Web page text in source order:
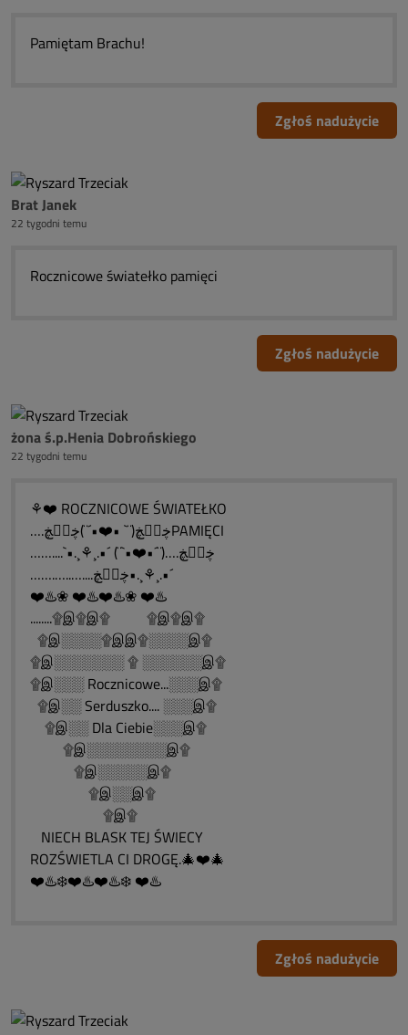
Pamiętam Brachu!
Zgłoś nadużycie
Brat Janek
22 tygodni temu
Rocznicowe światełko pamięci
Zgłoś nadużycie
żona ś.p.Henia Dobrońskiego
22 tygodni temu
⚘❤️ ROCZNICOWE ŚWIATEŁKO
….ڿڰۣڿ(¨` •❤️•´¨)ڿڰۣڿPAMIĘCI
……....`•.¸⚘¸.•´ (¨`•❤️•´¨)….ڿڰۣڿ
…….…..…....ڿڰۣڿ•.¸⚘¸.•´
❤️♨️❀ ❤️♨️❤️♨️❀ ❤️♨️
........۩இ۩இ۩ ۩இ۩இ۩
۩இ░░░░۩இஇ۩░░░░இ۩
۩இ░░░░░░░ ۩ ░░░░░░இ۩
۩இ░░░ Rocznicowe...░░░இ۩
۩இ░░ Serduszko.... ░░░இ۩
۩இ░░ Dla Ciebie░░░இ۩
۩இ░░░░░░░░இ۩
۩இ░░░░░இ۩
۩இ░░இ۩
۩இ۩
NIECH BLASK TEJ ŚWIECY
ROZŚWIETLA CI DROGĘ.🎄❤️🎄
❤️♨️❄️❤️♨️❤️♨️❄️ ❤️♨️
Zgłoś nadużycie